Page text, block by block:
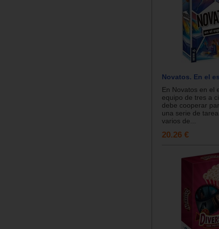
Novatos. En el
En Novatos en el
equipo de tres a
debe cooperar
una serie de
varios de...
20.26 €